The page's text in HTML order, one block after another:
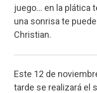
juego… en la plática
una sonrisa te
Christian.
Este 12 de
tarde se realizará el